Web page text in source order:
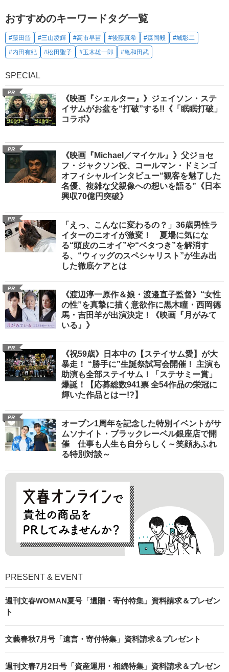
おすすめのキーワードタグ一覧
#藤田晋 #三山凌輝 #高市早苗 #後藤真希 #森岡毅
#城彰二
#内田有紀
#松田聖子 #玉木雄一郎 #亀和田武
SPECIAL
PR
《映画『シェルター』》ジェイソン・ステ
イサムがお盆を“打破”する!!《「眠眠打破」
コラボ》
PR
《映画『Michael／マイケル』》父ジョセ
フ・ジャクソン役、コールマン・ドミンゴ
オフィシャルインタビュー“観客を魅了した
名優、複雑な父親像への想いを語る”《日本
興収70億円突破》
PR
「えっ、こんなに変わるの？」36歳男性ラ
イターのニオイが激変！ 夏場に気にな
る“頭皮のニオイ”や“ベタつき”を解消す
る、“ウィッグのスペシャリスト”が生み出
した徹底ケアとは
PR
《渡辺淳一原作＆娘・渡邉直子監督》“女性
の性”を真摯に描く意欲作に黒木瞳・西岡德
馬・吉田羊が出演決定！《映画『月がみて
いる』》
PR
《祝59歳》日本中の【ステイサム愛】が大
暴走！ “勝手に”生誕祭試写会開催！ 主演も
助演も全部ステイサム！「ステサミー賞」
爆誕！【応募総数941票 全54作品の栄冠に
輝いた作品とはー!?】
PR
オープン1周年を記念した特別イベントがサ
ムソナイト・ブラックレーベル銀座店で開
催 仕事も人生も自分らしく～笑顔あふれ
る特別対談～
PRESENT & EVENT
週刊文春WOMAN夏号「遺贈・寄付特集」資料請求＆プレゼン
ト
文藝春秋7月号「遺言・寄付特集」資料請求＆プレゼント
週刊文春7月2日号「資産運用・相続特集」資料請求＆プレゼン